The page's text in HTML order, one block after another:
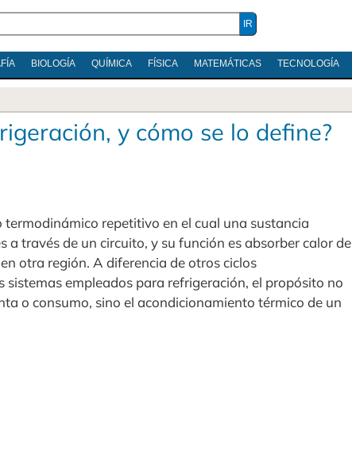
BIOLOGÍA QUÍMICA FÍSICA MATEMÁTICAS TECNOLOGÍA
y cómo se lo define?
termodinámico repetitivo en el cual una sustancia
través de un circuito, y su función es absorber calor de
otra región. A diferencia de otros ciclos
empleados para refrigeración, el propósito no
o consumo, sino el acondicionamiento térmico de un